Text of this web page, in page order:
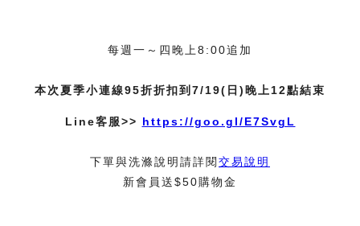
每週一～四晚上8:00追加
本次夏季小連線95折折扣到7/19(日)晚上12點結束
Line客服>> https://goo.gl/E7SvgL
下單與洗滌說明請詳閱交易說明
新會員送$50購物金